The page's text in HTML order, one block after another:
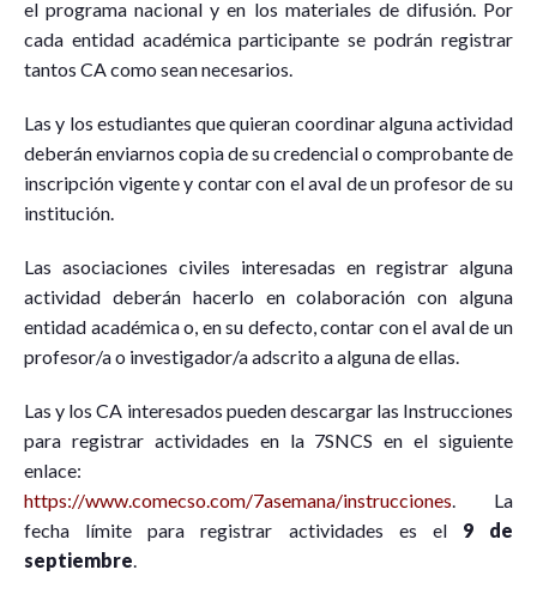
el programa nacional y en los materiales de difusión. Por
cada entidad académica participante se podrán registrar
tantos CA como sean necesarios.
Las y los estudiantes que quieran coordinar alguna actividad
deberán enviarnos copia de su credencial o comprobante de
inscripción vigente y contar con el aval de un profesor de su
institución.
Las asociaciones civiles interesadas en registrar alguna
actividad deberán hacerlo en colaboración con alguna
entidad académica o, en su defecto, contar con el aval de un
profesor/a o investigador/a adscrito a alguna de ellas.
Las y los CA interesados pueden descargar las Instrucciones
para registrar actividades en la 7SNCS en el siguiente
enlace:
https://www.comecso.com/7asemana/instrucciones. La
fecha límite para registrar actividades es el 9 de
septiembre.